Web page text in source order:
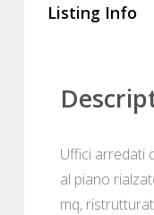
Listing Info
Uffici arredati
al piano
mq,